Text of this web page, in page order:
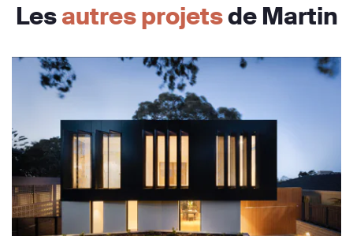
Lesautres projetsde Martin